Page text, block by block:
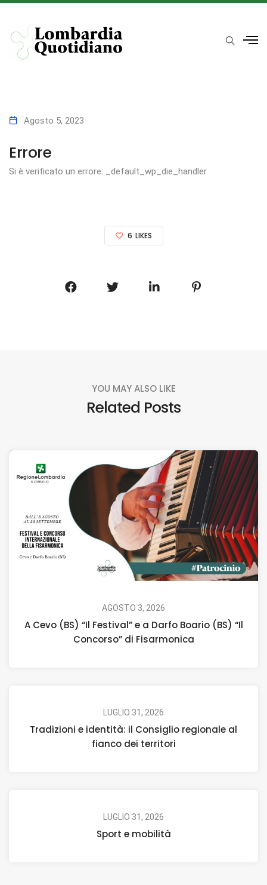
Agosto 5, 2023
Errore
Si è verificato un errore: _default_wp_die_handler
6 LIKES
YOU MAY ALSO LIKE
Related Posts
AGOSTO 3, 2026
A Cevo (BS) “Il Festival” e a Darfo Boario (BS) “Il
Concorso” di Fisarmonica
LUGLIO 31, 2026
Tradizioni e identità: il Consiglio regionale al
fianco dei territori
LUGLIO 31, 2026
Sport e mobilità